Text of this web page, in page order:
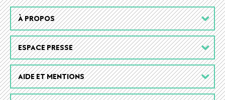
Footer
menu
À PROPOS
ESPACE PRESSE
AIDE ET MENTIONS